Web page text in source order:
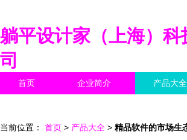
躺平设计家（上海）科
司
首页 企业简介 产品大全
当前位置： 首页 > 产品大全 > 精品软件的市场生